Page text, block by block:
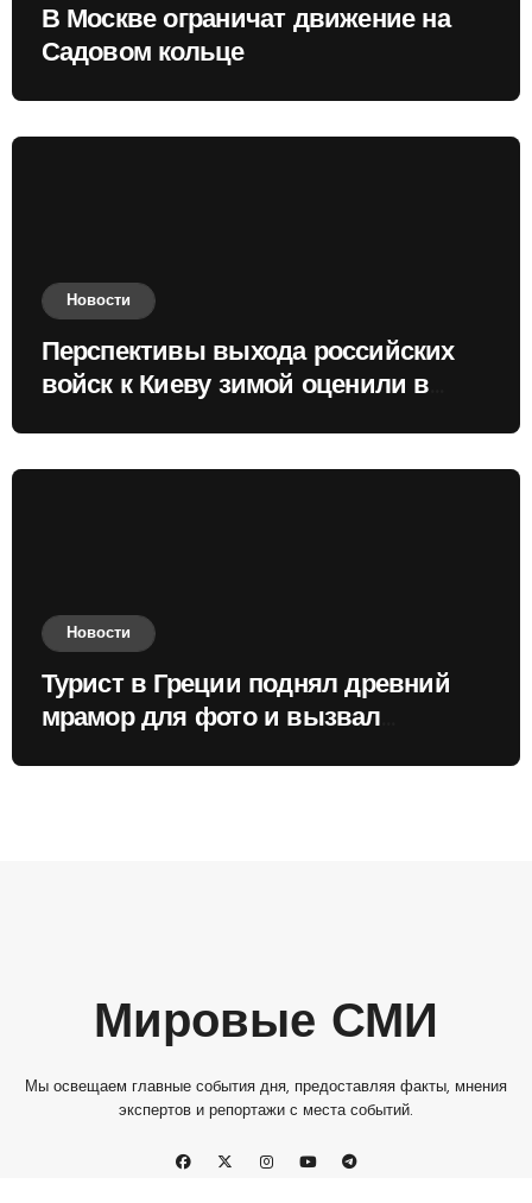
В Москве ограничат движение на
Садовом кольце
Новости
Перспективы выхода российских
войск к Киеву зимой оценили в
Новости
Турист в Греции поднял древний
мрамор для фото и вызвал
Мировые СМИ
Мы освещаем главные события дня, предоставляя факты, мнения
экспертов и репортажи с места событий.